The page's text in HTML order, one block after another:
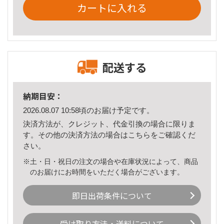
カートに入れる
配送する
納期目安：
2026.08.07 10:58頃のお届け予定です。
決済方法が、クレジット、代金引換の場合に限りま
す。その他の決済方法の場合はこちら をご確認くだ
さい。
※土・日・祝日の注文の場合や在庫状況によって、商品
のお届けにお時間をいただく場合がございます。
即日出荷条件について